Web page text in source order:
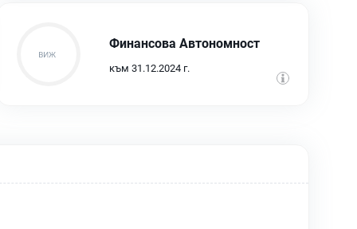
Финансова Автономност
към 31.12.2024 г.